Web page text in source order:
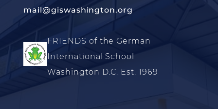
mail@giswashington.org
FRIENDS of the German
International School
Washington D.C. Est. 1969